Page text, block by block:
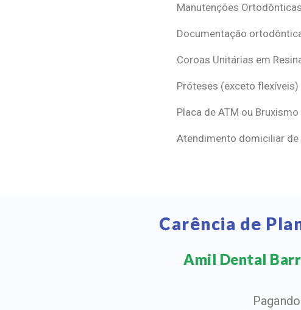
Manutenções Ortodônticas
Documentação
Coroas Unitárias em
Próteses (exceto flexíveis)
Placa de ATM ou Bruxismo
Atendimento domiciliar de
Carência de
Amil Dental